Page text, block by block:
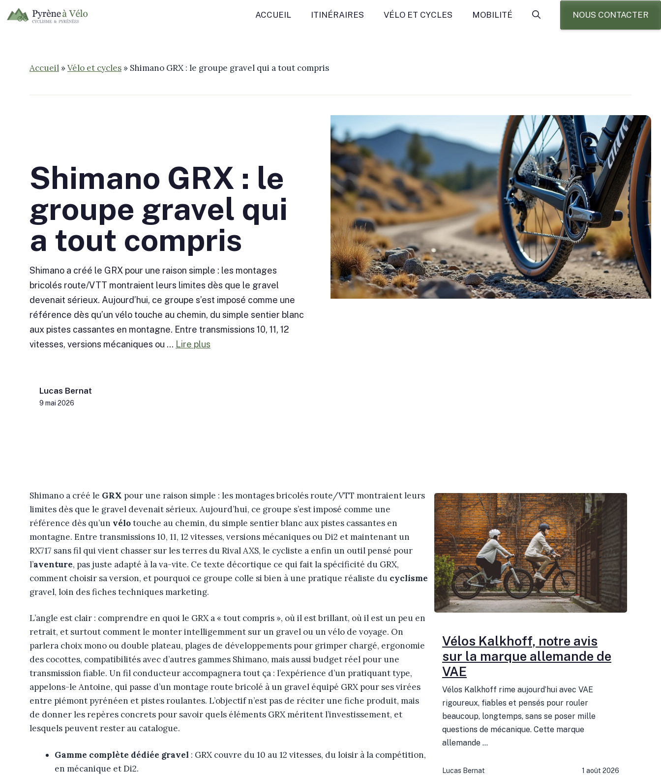
Aller
au
ACCUEIL ITINÉRAIRES VÉLO ET CYCLES MOBILITÉ NOUS CONTACTER
Accueil »Vélo et cycles » Shimano GRX : le groupe gravel qui a tout compris
Shimano GRX : le
groupe gravel qui
a tout compris
Shimano a créé le GRX pour une raison simple : les montages
bricolés route/VTT montraient leurs limites dès que le gravel
devenait sérieux. Aujourd’hui, ce groupe s’est imposé comme une
référence dès qu’un vélo touche au chemin, du simple sentier blanc
aux pistes cassantes en montagne. Entre transmissions 10, 11, 12
vitesses, versions mécaniques ou ... Lire plus
Lucas Bernat
9 mai 2026
Shimano a créé le GRX pour une raison simple : les montages bricolés route/VTT montraient leurs
limites dès que le gravel devenait sérieux. Aujourd’hui, ce groupe s’est imposé comme une
référence dès qu’un vélotouche au chemin, du simple sentier blanc aux pistes cassantes en
montagne. Entre transmissions 10, 11, 12 vitesses, versions mécaniques ou Di2 et maintenant un
RX717 sans fil qui vient chasser sur les terres du Rival AXS, le cycliste a enfin un outil pensé pour
l’aventure, pas juste adapté à la va-vite. Ce texte décortique ce qui fait la spécificité du GRX,
comment choisir sa version, et pourquoi ce groupe colle si bien à une pratique réaliste du cyclisme
gravel, loin des fiches techniques marketing.
L’angle est clair : comprendre en quoi le GRX a « tout compris », où il est brillant, où il est un peu en
retrait, et surtout comment le monter intelligemment sur un gravel ou un vélo de voyage. On
parlera choix mono ou double plateau, plages de développements pour grimper chargé, ergonomie
des cocottes, compatibilités avec d’autres gammes Shimano, mais aussi budget réel pour une
transmission fiable. Un fil conducteur accompagnera tout ça : l’expérience d’un pratiquant type,
appelons-le Antoine, qui passe d’un montage route bricolé à un gravel équipé GRX pour ses virées
entre piémont pyrénéen et pistes roulantes. L’objectif n’est pas de réciter une fiche produit, mais
de donner les repères concrets pour savoir quels éléments GRX méritent l’investissement, et
lesquels peuvent rester au catalogue.
Gamme complète dédiée gravel : GRX couvre du 10 au 12 vitesses, du loisir à la compétition,
en mécanique et Di2.
Vélos Kalkhoff, notre avis
sur la marque allemande de
VAE
Vélos Kalkhoff rime aujourd’hui avec VAE
rigoureux, fiables et pensés pour rouler
beaucoup, longtemps, sans se poser mille
questions de mécanique. Cette marque
allemande ...
Lucas Bernat 1 août 2026